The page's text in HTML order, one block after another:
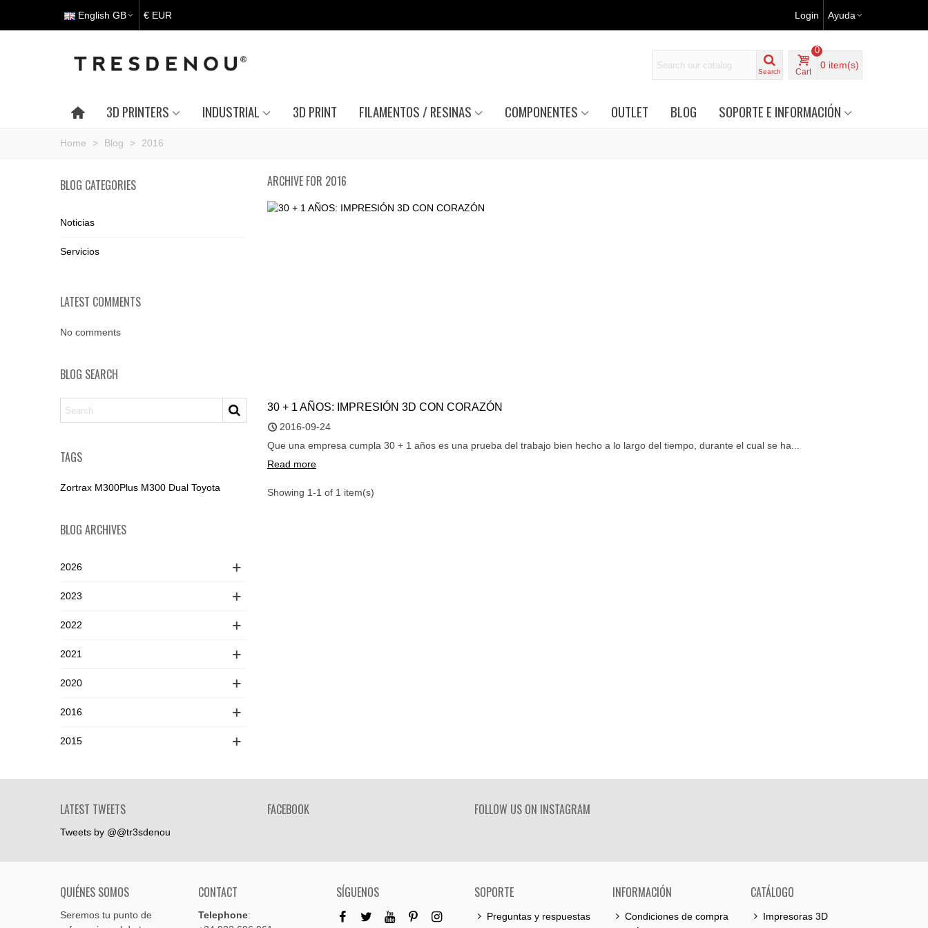
English GB € EUR Login Ayuda
Search Cart
0
0 item(s)
3D PRINTERS INDUSTRIAL 3D PRINT FILAMENTOS / RESINAS COMPONENTES OUTLET BLOG SOPORTE E INFORMACIÓN
Home > Blog > 2016
BLOG CATEGORIES
Noticias
Servicios
LATEST COMMENTS
No comments
BLOG SEARCH
TAGS
Zortrax M300Plus M300 Dual Toyota
BLOG ARCHIVES
2026
2023
2022
2021
2020
2016
2015
ARCHIVE FOR 2016
30 + 1 AÑOS: IMPRESIÓN 3D CON CORAZÓN
2016-09-24
Que una empresa cumpla 30 + 1 años es una prueba del trabajo bien hecho a lo largo del tiempo, durante el cual se ha...
Read more
Showing 1-1 of 1 item(s)
LATEST TWEETS
Tweets by @@tr3sdenou
FACEBOOK FOLLOW US ON INSTAGRAM
QUIÉNES SOMOS
Seremos tu punto de
CONTACT
Telephone:
SÍGUENOS SOPORTE
Preguntas y respuestas
INFORMACIÓN
Condiciones de compra
CATÁLOGO
Impresoras 3D